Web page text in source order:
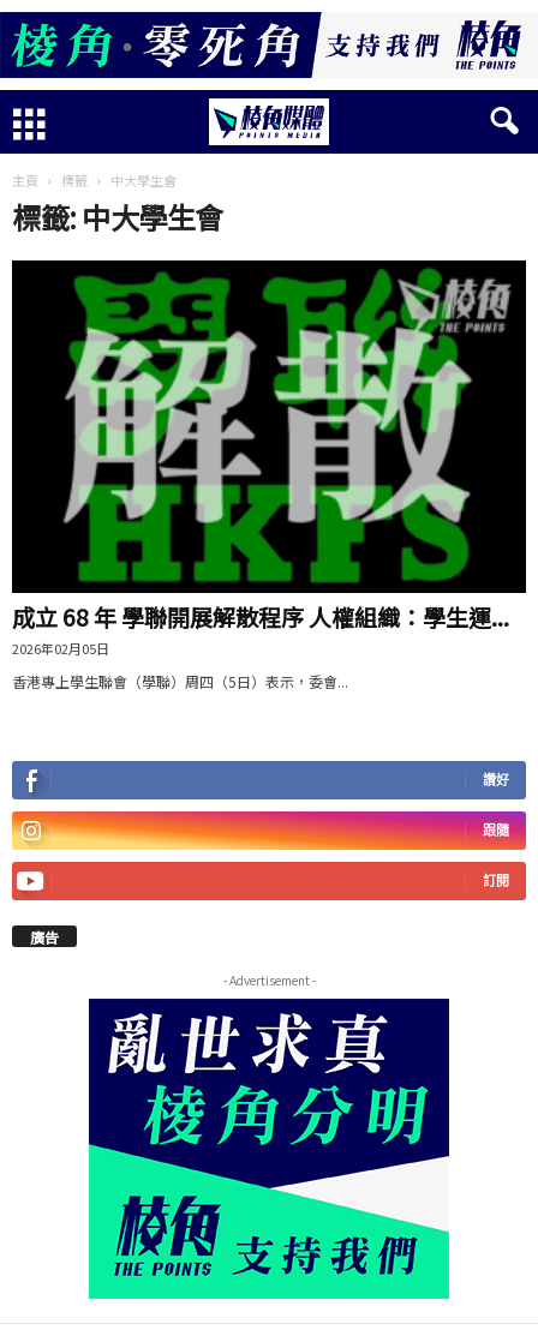
主頁 標籤 中大學生會
標籤: 中大學生會
成立 68 年 學聯開展解散程序 人權組織：學生運...
2026年02月05日
香港專上學生聯會（學聯）周四（5日）表示，委會...
讚好
跟隨
訂閱
廣告
- Advertisement -